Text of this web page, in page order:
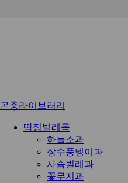
곤충라이브러리
딱정벌레목
하늘소과
장수풍뎅이과
사슴벌레과
꽃무지과